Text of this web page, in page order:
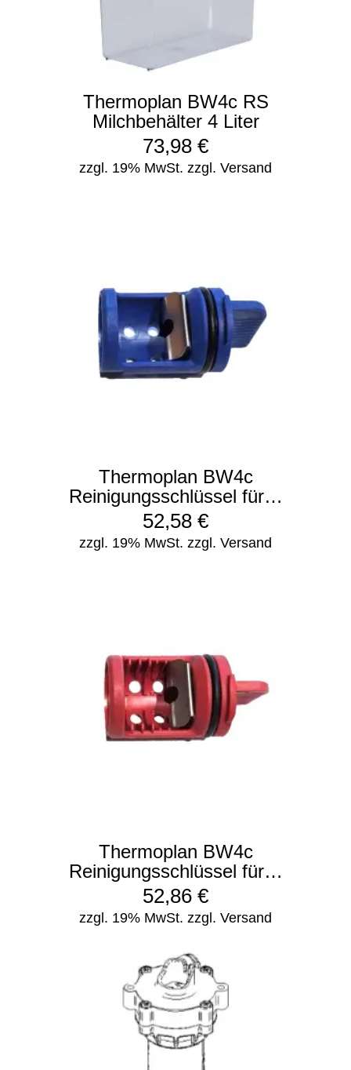
Thermoplan BW4c RS
Milchbehälter 4 Liter
zzgl. 19% MwSt. zzgl. Versand
73,98 €
Thermoplan BW4c
Reinigungsschlüssel für…
zzgl. 19% MwSt. zzgl. Versand
52,58 €
Thermoplan BW4c
Reinigungsschlüssel für…
zzgl. 19% MwSt. zzgl. Versand
52,86 €